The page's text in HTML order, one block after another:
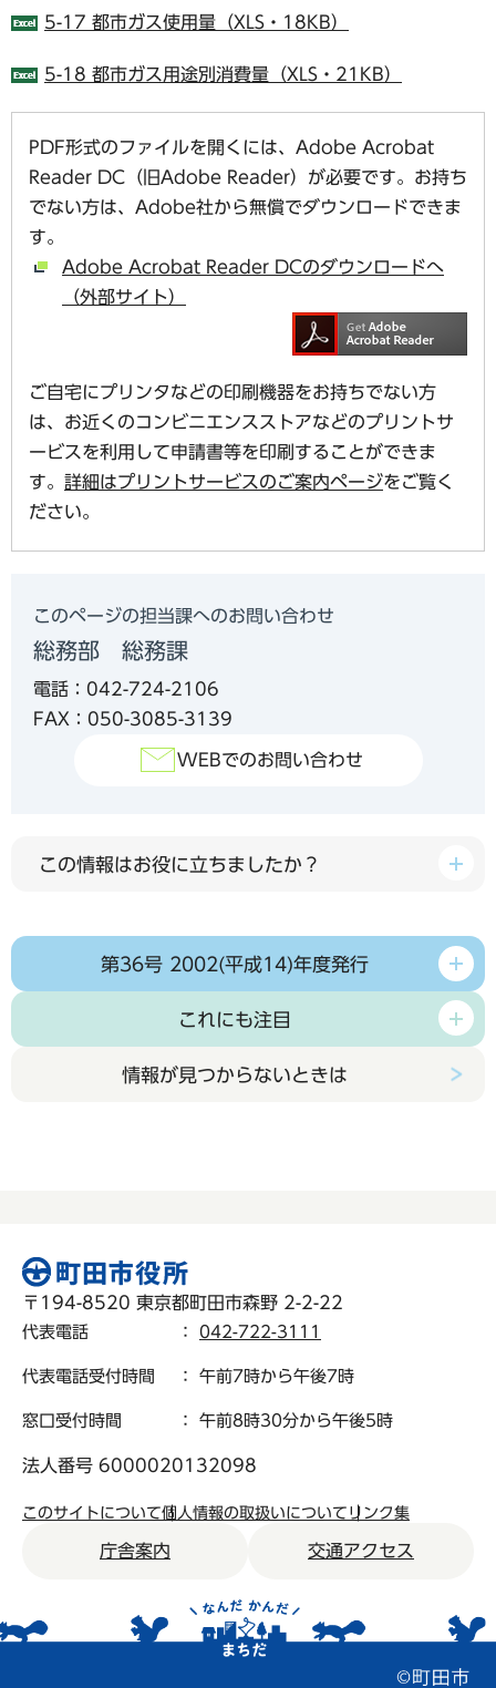
5-17 都市ガス使用量（XLS・18KB）
5-18 都市ガス用途別消費量（XLS・21KB）
PDF形式のファイルを開くには、Adobe Acrobat
Reader DC（旧Adobe Reader）が必要です。お持ち
でない方は、Adobe社から無償でダウンロードできま
す。
Adobe Acrobat Reader DCのダウンロードへ
（外部サイト）
ご自宅にプリンタなどの印刷機器をお持ちでない方
は、お近くのコンビニエンスストアなどのプリントサ
ービスを利用して申請書等を印刷することができま
す。 詳細はプリントサービスのご案内ページをご覧く
ださい。
このページの担当課へのお問い合わせ
総務部 総務課
電話：042-724-2106
FAX：050-3085-3139
WEBでのお問い合わせ
この情報はお役に立ちましたか？
第36号 2002(平成14)年度発行
これにも注目
情報が見つからないときは
〒194-8520 東京都町田市森野 2-2-22
代表電話 ： 042-722-3111
代表電話受付時間 ： 午前7時から午後7時
窓口受付時間 ： 午前8時30分から午後5時
法人番号 6000020132098
このサイトについて個人情報の取扱いについて リンク集
庁舎案内 交通アクセス